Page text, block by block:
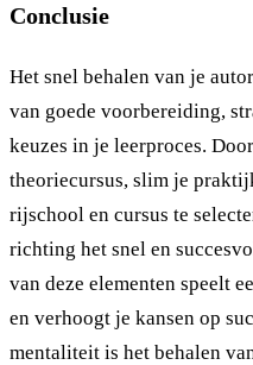
Conclusie
Het snel behalen van je
van goede voorbereiding,
keuzes in je leerproces.
theoriecursus, slim je
rijschool en cursus te
richting het snel en
van deze elementen speelt
en verhoogt je kansen op
mentaliteit is het behalen